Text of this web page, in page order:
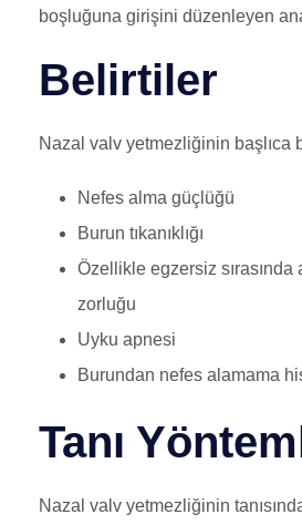
boşluğuna girişini düzenleyen
Belirtiler
Nazal valv yetmezliğinin başlıca
Nefes alma güçlüğü
Burun tıkanıklığı
Özellikle egzersiz sırasında
zorluğu
Uyku apnesi
Burundan nefes alamama
Tanı
Nazal valv yetmezliğinin